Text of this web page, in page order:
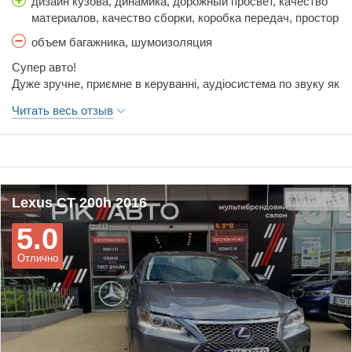
материалов, качество сборки, коробка передач, простор
тормоза, управляемость, цена
объем багажника, шумоизоляция
Супер авто!
Дуже зручне, приємне в керуванні, аудіосистема по звуку як
розтрата пального 4-5 літрів, пару режимів їзди, ергономічні
сидіння, при довгих поїздках не затікає спина, круїз-
двох людей місяця вистачає з головою. Дуже комфортне
авто по всім параметрам.
Читать весь отзыв
Lexus CT 200h 2016
Отлично
5.0